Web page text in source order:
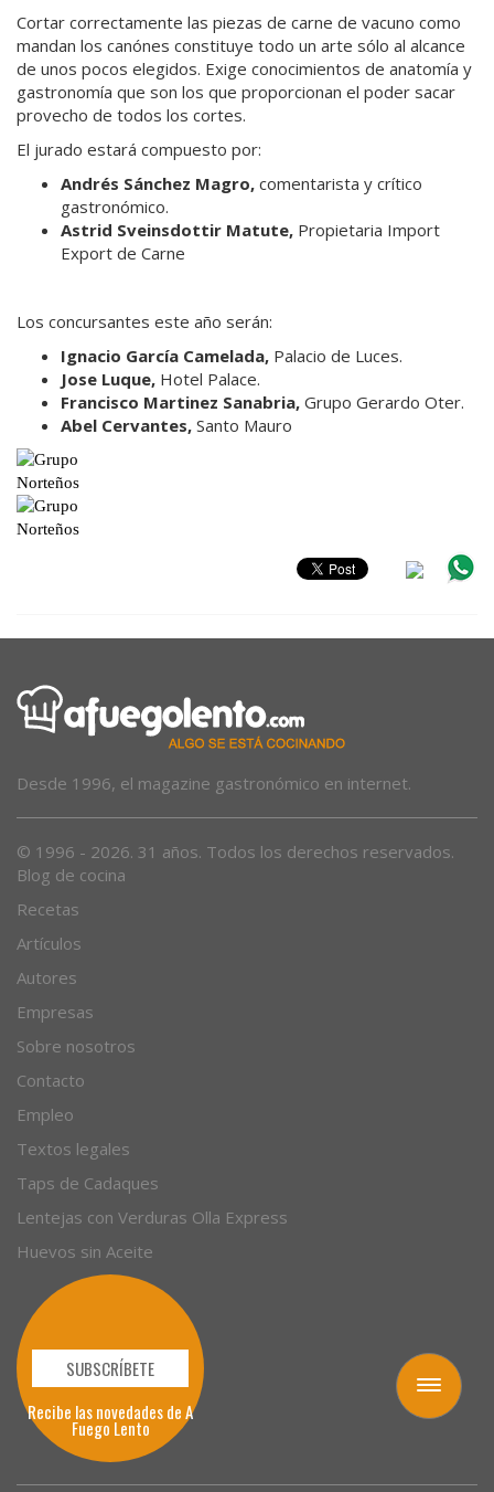
Toggle
navigation
Cortar correctamente las piezas de carne de vacuno como
mandan los canónes constituye todo un arte sólo al alcance
de unos pocos elegidos. Exige conocimientos de anatomía y
gastronomía que son los que proporcionan el poder sacar
provecho de todos los cortes.
El jurado estará compuesto por:
Andrés Sánchez Magro, comentarista y crítico
gastronómico.
Astrid Sveinsdottir Matute, Propietaria Import
Export de Carne
Los concursantes este año serán:
Ignacio García Camelada, Palacio de Luces.
Jose Luque, Hotel Palace.
Francisco Martinez Sanabria, Grupo Gerardo Oter.
Abel Cervantes, Santo Mauro
Desde 1996, el magazine gastronómico en internet.
© 1996 - 2026. 31 años. Todos los derechos reservados.
Blog de cocina
Recetas
Artículos
Autores
Empresas
Sobre nosotros
Contacto
Empleo
Textos legales
Taps de Cadaques
Lentejas con Verduras Olla Express
Huevos sin Aceite
SUBSCRÍBETE
Recibe las novedades de A
Fuego Lento